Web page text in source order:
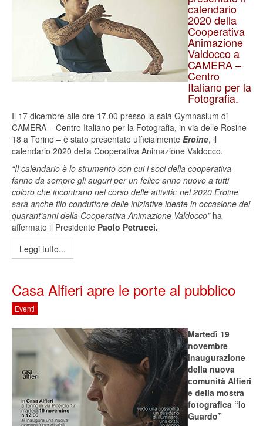
calendario
2020 della
Cooperativa
Animazione
Valdocco a
CAMERA –
Centro
Italiano per la
Fotografia.
Il 17 dicembre alle ore 17.00 presso la sala Gymnasium di
CAMERA – Centro Italiano per la Fotografia, in via delle Rosine
18 a Torino – è stato presentato ufficialmente Eroine, il
calendario 2020 della Cooperativa Animazione Valdocco.
“Il calendario è lo strumento con cui i soci della cooperativa
fanno da sempre gli auguri per un felice anno nuovo a tutti
coloro che incontrano nel corso delle attività: nel 2020 Eroine
sarà anche filo conduttore delle iniziative ideate in occasione dei
quarant’anni della Cooperativa Animazione Valdocco”ha
affermato il Presidente Paolo Petrucci.
Leggi tutto...
Casa Alfieri apre le porte al pubblico
Eventi
Martedì 19
novembre
inaugurazione
della nuova
comunità Alfieri
e della mostra
fotografica “Io
Guardo”